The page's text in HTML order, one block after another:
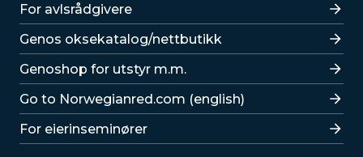
For avlsrådgivere
Lenker
Genos oksekatalog/nettbutikk
Genoshop for utstyr m.m.
Go to Norwegianred.com (english)
For eierinseminører